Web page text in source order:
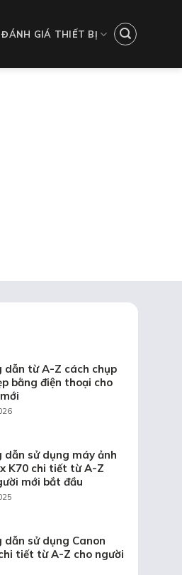
ĐÁNH GIÁ THIẾT BỊ
dẫn từ A-Z cách chụp
bằng điện thoại cho
dẫn sử dụng máy ảnh
K70 chi tiết từ A-Z
mới bắt đầu
dẫn sử dụng Canon
tiết từ A-Z cho người